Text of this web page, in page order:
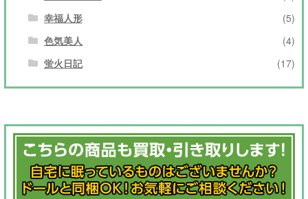
幸福人形
(5)
色気美人
(4)
蛍火日記
(17)